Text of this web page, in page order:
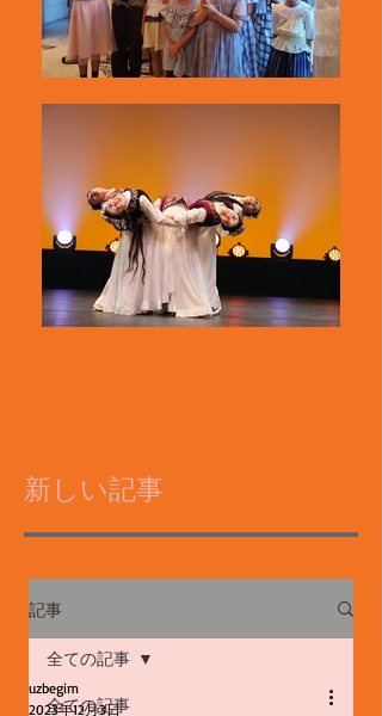
新しい記事
記事
全ての記事
全ての記事
uzbegim
2023年12月3日